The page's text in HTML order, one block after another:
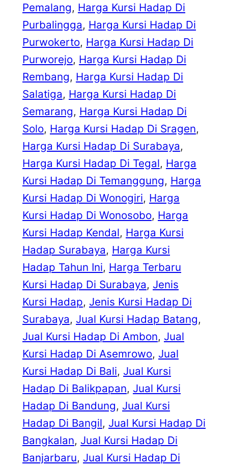
Pemalang, Harga Kursi Hadap Di
Purbalingga, Harga Kursi Hadap Di
Purwokerto, Harga Kursi Hadap Di
Purworejo, Harga Kursi Hadap Di
Rembang, Harga Kursi Hadap Di
Salatiga, Harga Kursi Hadap Di
Semarang, Harga Kursi Hadap Di
Solo, Harga Kursi Hadap Di Sragen
Harga Kursi Hadap Di Surabaya
Harga Kursi Hadap Di Tegal, Harga
Kursi Hadap Di Temanggung, Harga
Kursi Hadap Di Wonogiri, Harga
Kursi Hadap Di Wonosobo, Harga
Kursi Hadap Kendal, Harga Kursi
Hadap Surabaya, Harga Kursi
Hadap Tahun Ini, Harga Terbaru
Kursi Hadap Di Surabaya, Jenis
Kursi Hadap, Jenis Kursi Hadap Di
Surabaya, Jual Kursi Hadap Batang
Jual Kursi Hadap Di Ambon, Jual
Kursi Hadap Di Asemrowo, Jual
Kursi Hadap Di Bali, Jual Kursi
Hadap Di Balikpapan, Jual Kursi
Hadap Di Bandung, Jual Kursi
Hadap Di Bangil, Jual Kursi Hadap Di
Bangkalan, Jual Kursi Hadap Di
Banjarbaru, Jual Kursi Hadap Di